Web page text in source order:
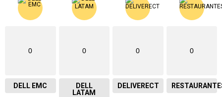
0
DELL EMC
0
DELL
LATAM
0
DELIVERECT
0